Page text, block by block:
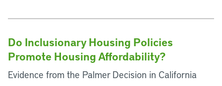
Do Inclusionary Housing Policies
Promote Housing Affordability?
Evidence from the Palmer Decision in California